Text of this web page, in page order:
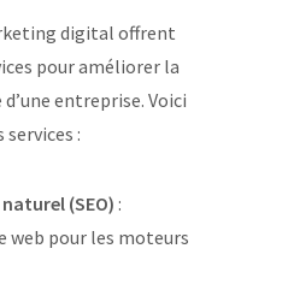
digital offrent
pour améliorer la
entreprise. Voici
services :
(SEO) :
web pour les moteurs